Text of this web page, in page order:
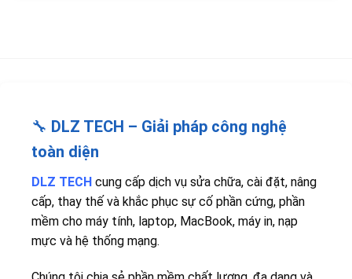
🔧 DLZ TECH – Giải pháp công nghệ
toàn diện
DLZ TECH cung cấp dịch vụ sửa chữa, cài đặt, nâng
cấp, thay thế và khắc phục sự cố phần cứng, phần
mềm cho máy tính, laptop, MacBook, máy in, nạp
mực và hệ thống mạng.